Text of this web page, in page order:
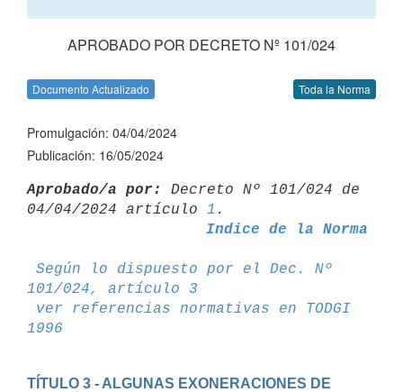
APROBADO POR DECRETO Nº 101/024
Documento Actualizado Toda la Norma
Promulgación: 04/04/2024
Publicación: 16/05/2024
Aprobado/a por:
Decreto Nº 101/024 de
04/04/2024 artículo 1
Indice de la Norma
Según lo dispuesto por el Dec. Nº
101/024, artículo 3
ver referencias normativas en TODGI
1996
TÍTULO 3 - ALGUNAS EXONERACIONES DE